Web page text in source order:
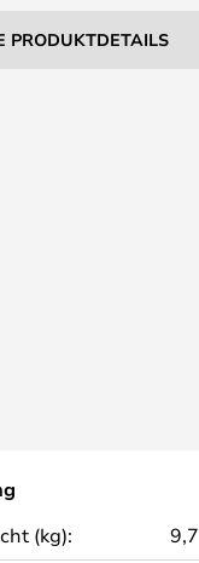
PRODUKTDETAILS
(kg): 9,7